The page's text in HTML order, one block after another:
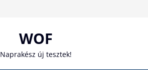
WOF
Naprakész új tesztek!